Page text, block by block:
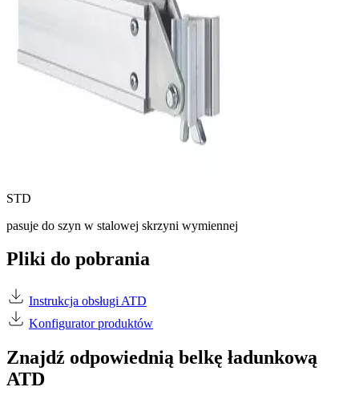
STD
pasuje do szyn w stalowej skrzyni wymiennej
Pliki do pobrania
Instrukcja obsługi ATD
Konfigurator produktów
Znajdź odpowiednią belkę ładunkową
ATD